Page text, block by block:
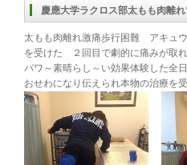
慶應大学ラクロス部太もも肉離
太もも肉離れ激痛歩行困難 アキュ
を受けた ２回目で劇的に痛みが取
パワ～素晴らし～い効果体験した全
おせわになり伝えられ本物の治療を